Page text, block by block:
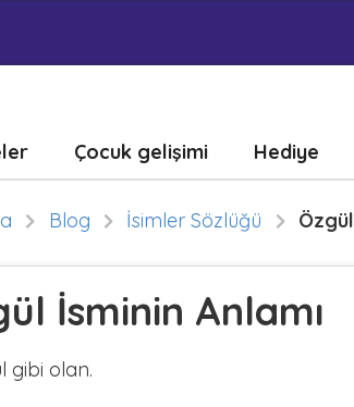
Çocuk gelişimi Hediye
Blog İsimler Sözlüğü Özgül
İsminin Anlamı
gibi olan.